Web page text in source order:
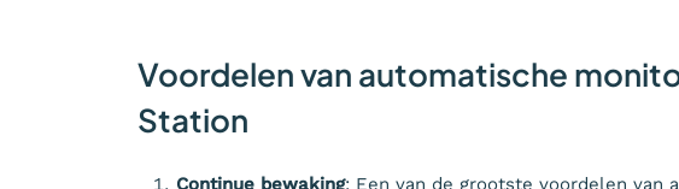
Voordelen van automatische
Station
Continue bewaking: Een van de grootste voordelen van